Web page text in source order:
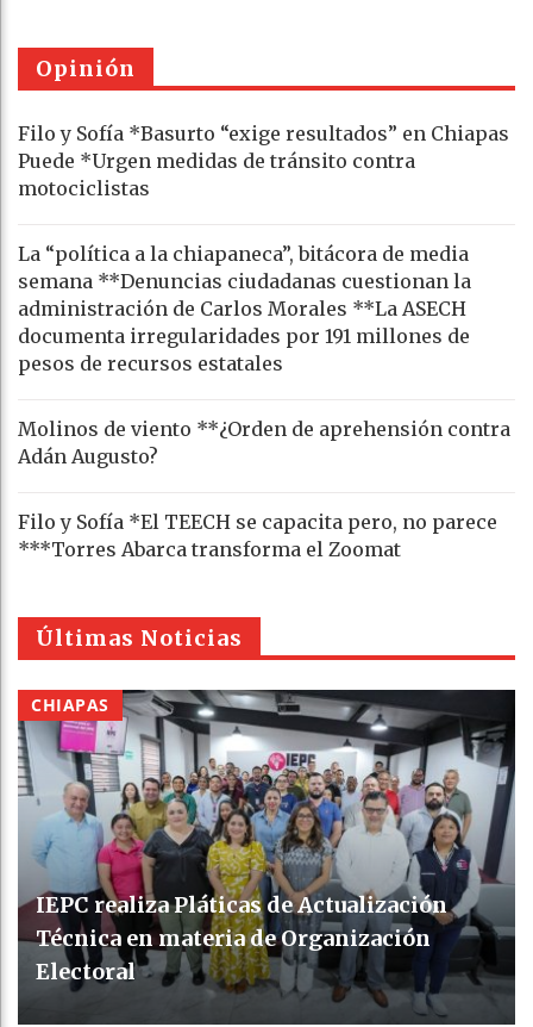
Opinión
Filo y Sofía *Basurto “exige resultados” en Chiapas
Puede *Urgen medidas de tránsito contra
motociclistas
La “política a la chiapaneca”, bitácora de media
semana **Denuncias ciudadanas cuestionan la
administración de Carlos Morales **La ASECH
documenta irregularidades por 191 millones de
pesos de recursos estatales
Molinos de viento **¿Orden de aprehensión contra
Adán Augusto?
Filo y Sofía *El TEECH se capacita pero, no parece
***Torres Abarca transforma el Zoomat
Últimas Noticias
CHIAPAS
IEPC realiza Pláticas de Actualización
Técnica en materia de Organización
Electoral